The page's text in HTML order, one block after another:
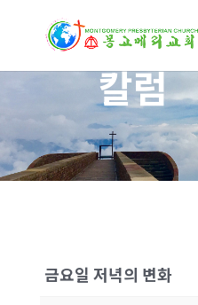
칼럼
금요일 저녁의 변화